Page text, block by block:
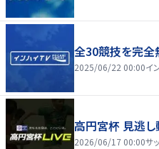
全30競技を完全
2025/06/22 00:00イ
高円宮杯 見逃し
2026/06/17 00:00サ